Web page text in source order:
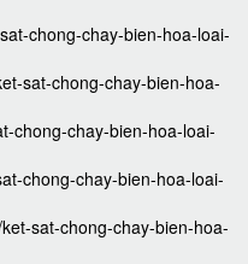
chong-chay-bien-hoa-loai-
sat-chong-chay-bien-hoa-
chong-chay-bien-hoa-loai-
chong-chay-bien-hoa-loai-
sat-chong-chay-bien-hoa-